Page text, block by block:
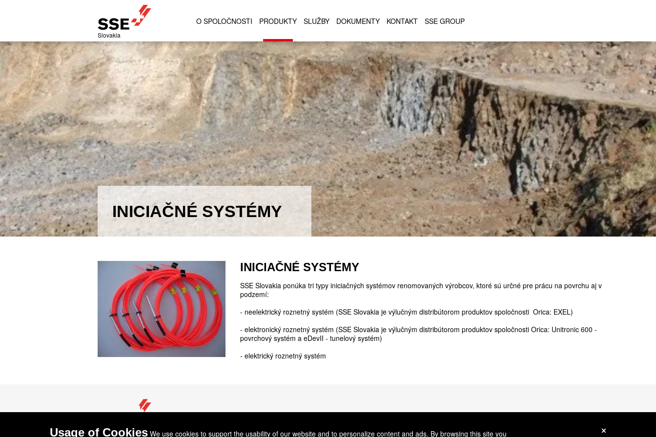
Usage of Cookies We use cookies to support the usability of our website and to personalize content and ads. By browsing this site you
Slovakia
O SPOLOČNOSTI PRODUKTY SLUŽBY DOKUMENTY KONTAKT SSE GROUP
INICIAČNÉ SYSTÉMY
INICIAČNÉ SYSTÉMY
SSE Slovakia ponúka tri typy iniciačných systémov renomovaných výrobcov, ktoré sú určné pre prácu na povrchu aj v
podzemí:
- neelektrický roznetný systém (SSE Slovakia je výlučným distribútorom produktov spoločnosti Orica: EXEL)
- elektronický roznetný systém (SSE Slovakia je výlučným distribútorom produktov spoločnosti Orica: Unitronic 600 -
povrchový systém a eDevII - tunelový systém)
- elektrický roznetný systém